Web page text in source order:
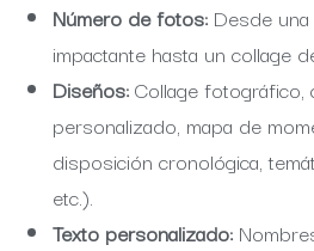
Número de fotos: Desde
impactante hasta un collage
Diseños:Collage fotográfico,
personalizado, mapa de
disposición cronológica,
etc.).
Texto personalizado: